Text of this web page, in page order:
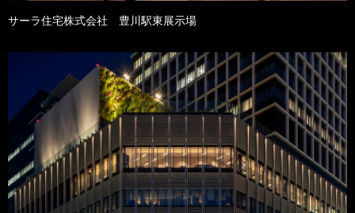
サーラ住宅株式会社 豊川駅東展示場